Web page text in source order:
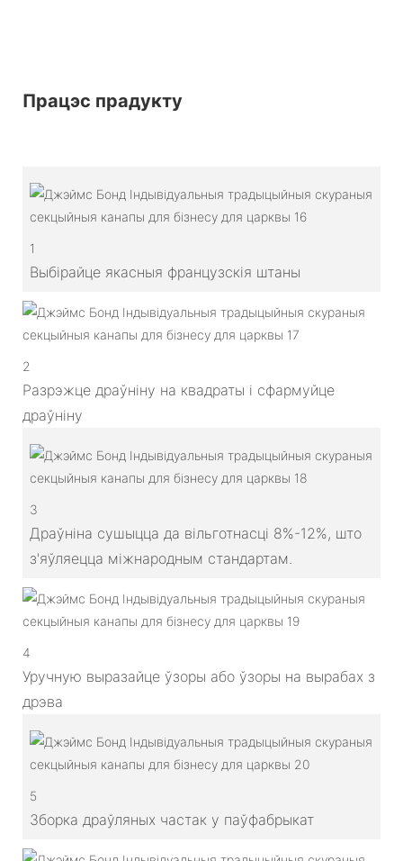
Працэс прадукту
1
Выбірайце якасныя французскія штаны
2
Разрэжце драўніну на квадраты і сфармуйце
драўніну
3
Драўніна сушыцца да вільготнасці 8%-12%, што
з'яўляецца міжнародным стандартам.
4
Уручную выразайце ўзоры або ўзоры на вырабах з
дрэва
5
Зборка драўляных частак у паўфабрыкат